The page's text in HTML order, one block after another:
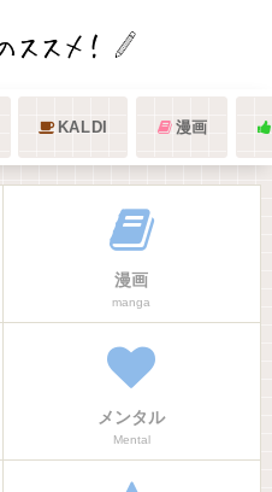
KALDI 漫画
漫画
manga
メンタル
Mental